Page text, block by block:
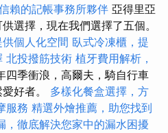
賴的記帳事務所夥伴 亞得里亞
選擇，現在我們選擇了五個。
個人化空間 臥式冷凍櫃，提
北投撥筋技術 植牙費用解析，
四季衝浪，高爾夫，騎自行車
好者。 多樣化餐盒選擇，方
服務 精選外燴推薦，助您找到
，徹底解決您家中的漏水困擾